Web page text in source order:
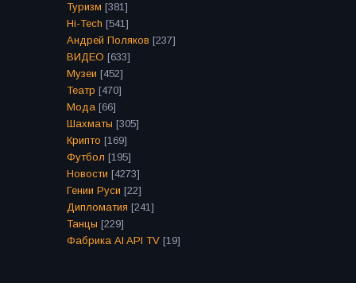
Туризм [381]
Hi-Tech [541]
Андрей Поляков [237]
ВИДЕО [633]
Музеи [452]
Театр [470]
Мода [66]
Шахматы [305]
Крипто [169]
Футбол [195]
Новости [4273]
Гении Руси [22]
Дипломатия [241]
Танцы [229]
Фабрика AI API TV [19]